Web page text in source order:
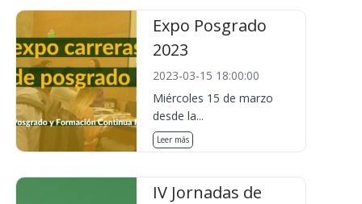
Expo Posgrado
2023
2023-03-15 18:00:00
Miércoles 15 de marzo
desde la...
Leer más
IV Jornadas de